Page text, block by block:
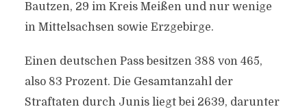
Bautzen, 29 im Kreis Meißen und nur wenige
in Mittelsachsen sowie Erzgebirge.
Einen deutschen Pass besitzen 388 von 465,
also 83 Prozent. Die Gesamtanzahl der
Straftaten durch Junis liegt bei 2639, darunter